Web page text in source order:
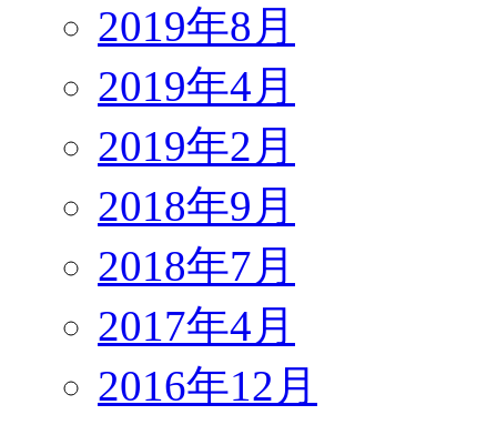
2019年8月
2019年4月
2019年2月
2018年9月
2018年7月
2017年4月
2016年12月